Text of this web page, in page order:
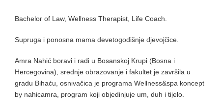
Bachelor of Law, Wellness Therapist, Life Coach.
Supruga i ponosna mama devetogodišnje djevojčice.
Amra Nahić boravi i radi u Bosanskoj Krupi (Bosna i
Hercegovina), srednje obrazovanje i fakultet je završila u
gradu Bihaću, osnivačica je programa Wellness&spa koncept
by nahicamra, program koji objedinjuje um, duh i tijelo.